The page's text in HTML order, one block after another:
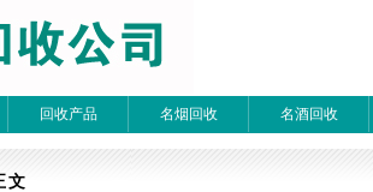
回收产品 名烟回收 名酒回收
索
文